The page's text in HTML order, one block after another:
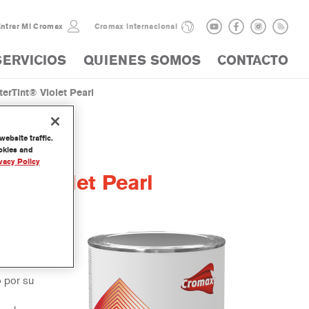
Mi Cromax Cromax internacional
QUIENES SOMOS CONTACTO
Violet Pearl
Violet Pearl
por su
traffic.
and
Policy